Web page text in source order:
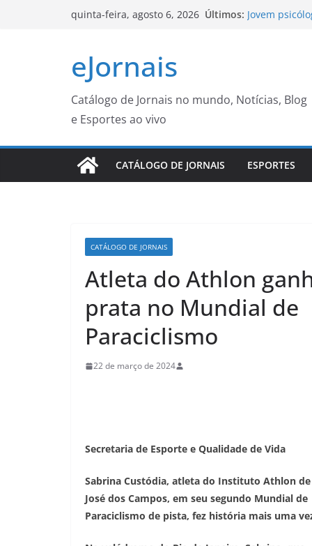
quinta-feira, agosto 6, 2026 Últimos: Jovem
Ventos
INDUSTRIAL,
COMODATO,
eJornais
Catálogo de Jornais no mundo, Notícias, Blog
e Esportes ao vivo
CATÁLOGO DE JORNAIS ESPORTES
CATÁLOGO DE JORNAIS
Atleta do Athlon
prata no Mundial de
Paraciclismo
22 de março de 2024
Secretaria de Esporte e Qualidade de Vida
Sabrina Custódia, atleta do Instituto Athlon de
José dos Campos, em seu segundo Mundial de
Paraciclismo de pista, fez história mais uma